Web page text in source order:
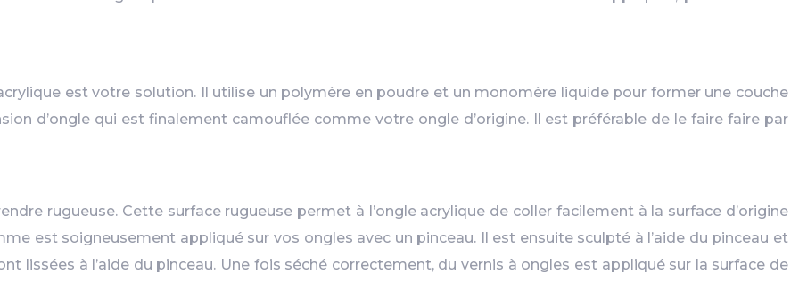
est votre solution. Il utilise un polymère en poudre et un monomère liquide pour former une couche
d’ongle qui est finalement camouflée comme votre ongle d’origine. Il est préférable de le faire faire par
rugueuse. Cette surface rugueuse permet à l’ongle acrylique de coller facilement à la surface d’origine
est soigneusement appliqué sur vos ongles avec un pinceau. Il est ensuite sculpté à l’aide du pinceau et
lissées à l’aide du pinceau. Une fois séché correctement, du vernis à ongles est appliqué sur la surface de